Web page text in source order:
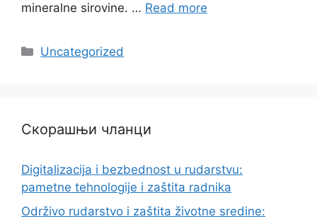
mineralne sirovine. … Read more
Categories
Uncategorized
Скорашњи чланци
Digitalizacija i bezbednost u rudarstvu:
pametne tehnologije i zaštita radnika
Održivo rudarstvo i zaštita životne sredine: